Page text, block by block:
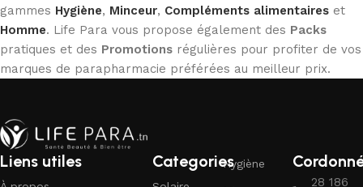
gammes Hygiène, Minceur, Compléments alimentaires et
Homme. Life Para vous propose également des Packs
pratiques et des Promotions régulières pour profiter de vos
marques de parapharmacie préférées au meilleur prix.
Liens utiles CategoriesHygiène
28 186